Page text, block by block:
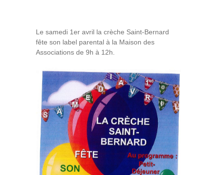
Le samedi 1er avril la crèche Saint-Bernard
fête son label parental à la Maison des
Associations de 9h à 12h.